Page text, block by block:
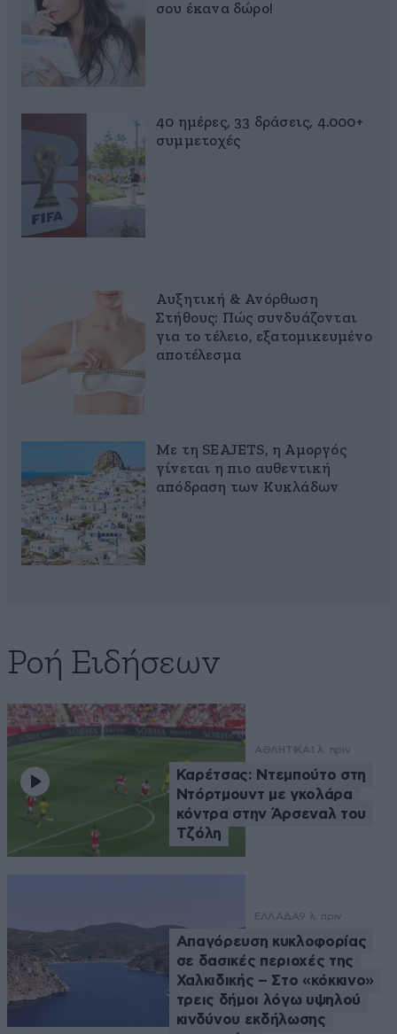
σου έκανα δώρο!
40 ημέρες, 33 δράσεις, 4.000+
συμμετοχές
Αυξητική & Ανόρθωση
Στήθους: Πώς συνδυάζονται
για το τέλειο, εξατομικευμένο
αποτέλεσμα
Με τη SEAJETS, η Αμοργός
γίνεται η πιο αυθεντική
απόδραση των Κυκλάδων
Ροή Ειδήσεων
ΑΘΛΗΤΙΚΑ 1 λ. πριν
Καρέτσας: Ντεμπούτο στη
Ντόρτμουντ με γκολάρα
κόντρα στην Άρσεναλ του
Τζόλη
ΕΛΛΑΔΑ9 λ. πριν
Απαγόρευση κυκλοφορίας
σε δασικές περιοχές της
Χαλκιδικής – Στο «κόκκινο»
τρεις δήμοι λόγω υψηλού
κινδύνου εκδήλωσης